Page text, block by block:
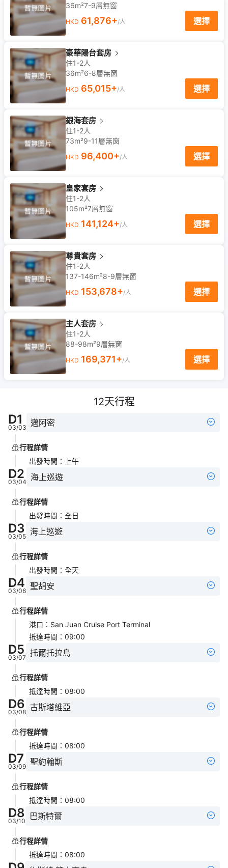
36m²7-9層無窗
HKD 61,876+/人 選擇
豪華陽台套房
住1-2人
36m²6-8層無窗
HKD 65,015+/人 選擇
銀海套房
住1-2人
73m²9-11層無窗
HKD 96,400+/人 選擇
皇家套房
住1-2人
105m²7層無窗
HKD 141,124+/人 選擇
尊貴套房
住1-2人
137-146m²8-9層無窗
HKD 153,678+/人 選擇
主人套房
住1-2人
88-98m²9層無窗
HKD 169,371+/人 選擇
12天行程
D1
03/03 邁阿密
行程詳情
出發時間 ： 上午
D2
03/04 海上巡遊
行程詳情
出發時間 ： 全日
D3
03/05 海上巡遊
行程詳情
出發時間 ： 全天
D4
03/06 聖胡安
行程詳情
港口 ： San Juan Cruise Port Terminal
抵達時間 ： 09:00
D5
03/07 托爾托拉島
行程詳情
抵達時間 ： 08:00
D6
03/08 古斯塔維亞
行程詳情
抵達時間 ： 08:00
D7
03/09 聖約翰斯
行程詳情
抵達時間 ： 08:00
D8
03/10 巴斯特爾
行程詳情
抵達時間 ： 08:00